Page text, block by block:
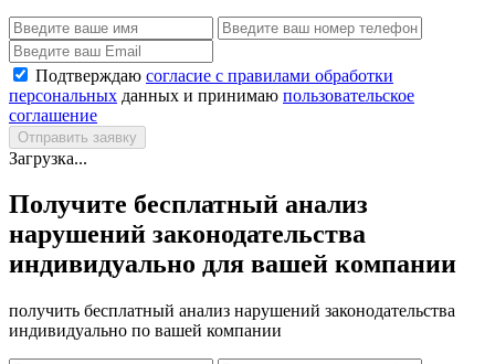
Подтверждаю согласие с правилами обработки
персональных данных и принимаю пользовательское
соглашение
Отправить заявку
Загрузка...
Получите бесплатный анализ
нарушений законодательства
индивидуально для вашей компании
получить бесплатный анализ нарушений законодательства
индивидуально по вашей компании